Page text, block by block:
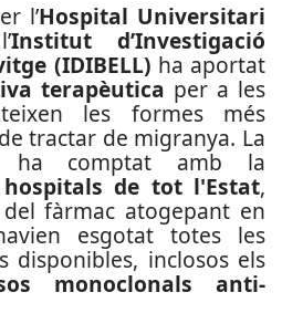
l’Hospital Universitari
Institut d’Investigació
(IDIBELL) ha aportat
terapèutica per a les
les formes més
tractar de migranya. La
ha comptat amb la
hospitals de tot l'Estat,
fàrmac atogepant en
esgotat totes les
disponibles, inclosos els
monoclonals anti-